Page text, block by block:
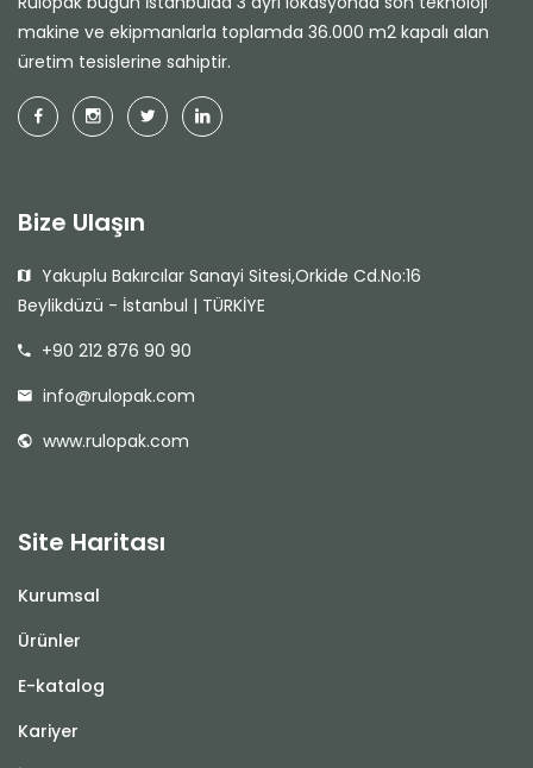
makine ve ekipmanlarla toplamda 36.000 m2 kapalı alan
üretim tesislerine sahiptir.
Bize Ulaşın
Yakuplu Bakırcılar Sanayi Sitesi,Orkide Cd.No:16
Beylikdüzü - İstanbul | TÜRKİYE
+90 212 876 90 90
info@rulopak.com
www.rulopak.com
Site Haritası
Kurumsal
Ürünler
E-katalog
Kariyer